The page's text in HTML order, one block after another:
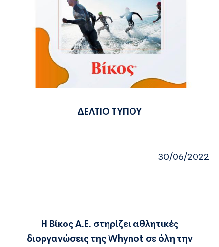
ΔΕΛΤΙΟ ΤΥΠΟΥ
30/06/2022
Η Βίκος Α.Ε. στηρίζει αθλητικές
διοργανώσεις της Whynot σε όλη την